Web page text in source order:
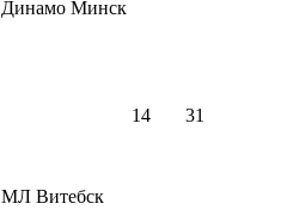
Динамо Минск
МЛ Витебск
14 31